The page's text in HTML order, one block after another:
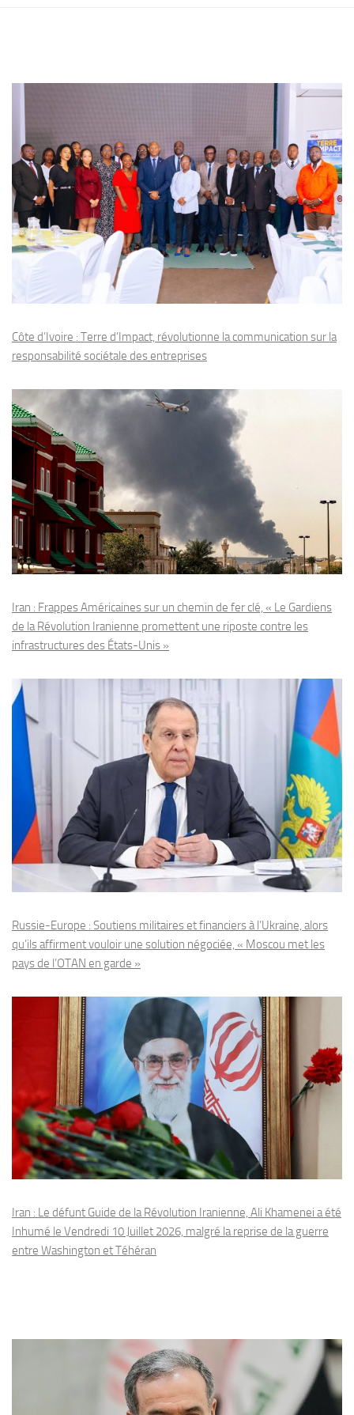
Côte d’Ivoire : Terre d’Impact, révolutionne la communication sur la
responsabilité sociétale des entreprises
Iran : Frappes Américaines sur un chemin de fer clé, « Le Gardiens
de la Révolution Iranienne promettent une riposte contre les
infrastructures des États-Unis »
Russie-Europe : Soutiens militaires et financiers à l’Ukraine, alors
qu’ils affirment vouloir une solution négociée, « Moscou met les
pays de l’OTAN en garde »
Iran : Le défunt Guide de la Révolution Iranienne, Ali Khamenei a été
Inhumé le Vendredi 10 Juillet 2026, malgré la reprise de la guerre
entre Washington et Téhéran